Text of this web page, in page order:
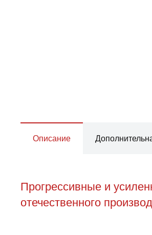
Описание
Прогрессивные и
отечественного